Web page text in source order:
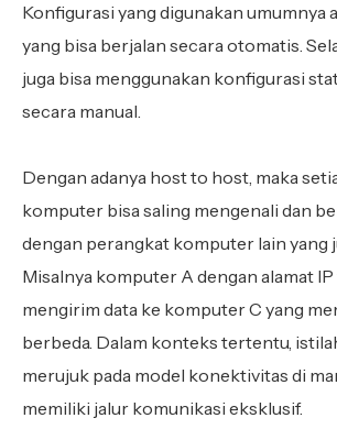
Konfigurasi yang digunakan umumnya
yang bisa berjalan secara otomatis.
juga bisa menggunakan konfigurasi
secara manual.
Dengan adanya host to host, maka
komputer bisa saling mengenali dan
dengan perangkat komputer lain yang
Misalnya komputer A dengan alamat
mengirim data ke komputer C yang
berbeda. Dalam konteks tertentu,
merujuk pada model konektivitas di
memiliki jalur komunikasi eksklusif.